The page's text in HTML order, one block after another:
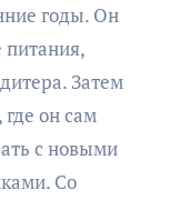
годы. Он
питания,
Затем
он сам
с новыми
Со